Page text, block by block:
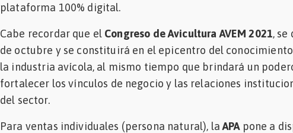
plataforma 100% digital.
Cabe recordar que el Congreso de Avicultura AVEM 2021, se
de octubre y se constituirá en el epicentro del
la industria avícola, al mismo tiempo que brindará un
fortalecer los vínculos de negocio y las relaciones
del sector.
Para ventas individuales (persona natural), laAPApone a